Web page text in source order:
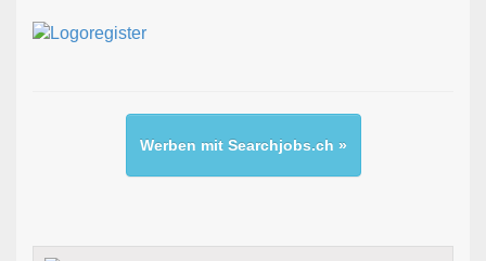
Werben mit Searchjobs.ch »